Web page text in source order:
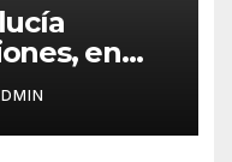
en
con